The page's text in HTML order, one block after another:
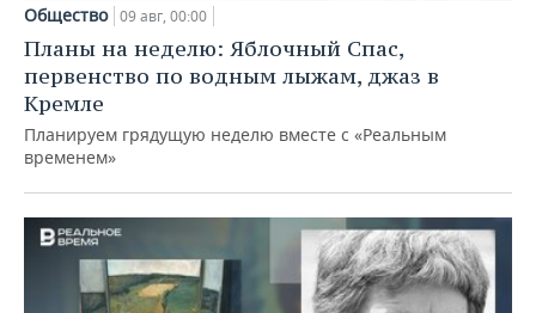
Общество 09 авг, 00:00
Планы на неделю: Яблочный Спас,
первенство по водным лыжам, джаз в
Кремле
Планируем грядущую неделю вместе с «Реальным
временем»